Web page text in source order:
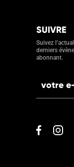
SUIVRE
Suivez
derniers
abonnant.